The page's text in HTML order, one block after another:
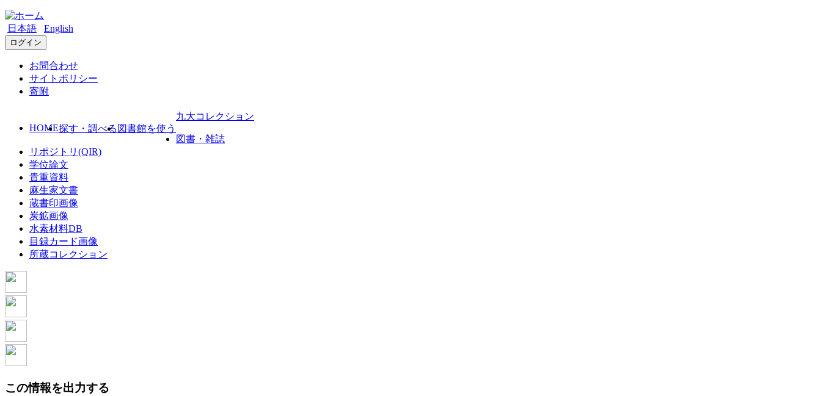
日本語 English
ログイン
お問合わせ
サイトポリシー
寄附
HOME探す・調べる 図書館を使う
九大コレクション
図書・雑誌
リポジトリ(QIR)
学位論文
貴重資料
麻生家文書
蔵書印画像
炭鉱画像
水素材料DB
目録カード画像
所蔵コレクション
この情報を出力する